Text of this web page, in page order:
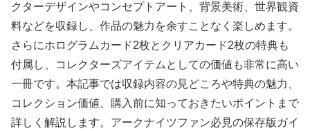
クターデザインやコンセプトアート、背景美術、世界観資
料などを収録し、作品の魅力を余すことなく楽しめます。
さらにホログラムカード2枚とクリアカード2枚の特典も
付属し、コレクターズアイテムとしての価値も非常に高い
一冊です。本記事では収録内容の見どころや特典の魅力、
コレクション価値、購入前に知っておきたいポイントまで
詳しく解説します。アークナイツファン必見の保存版ガイ